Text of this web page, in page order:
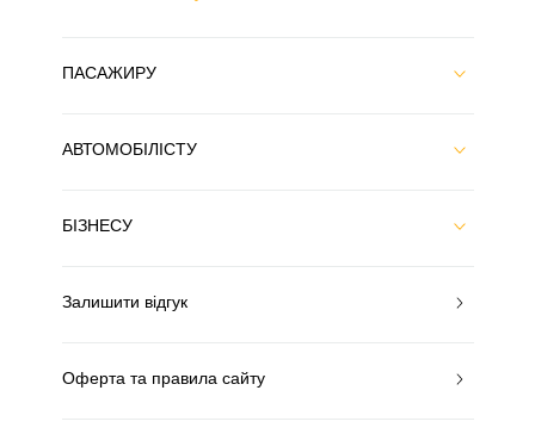
ПАСАЖИРУ
АВТОМОБІЛІСТУ
БІЗНЕСУ
Залишити відгук
Оферта та правила сайту